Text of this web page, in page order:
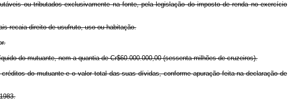
ou tributados exclusivamente na fonte, pela legislação do imposto de renda no exercício
recaia direito de usufruto, uso ou habitação.
do mutuante, nem a quantia de Cr$60.000.000,00 (sessenta milhões de cruzeiros).
do mutuante e o valor total das suas dívidas, conforme apuração feita na declaração de